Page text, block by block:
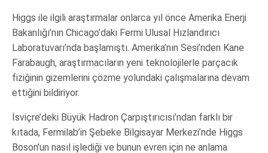
Higgs ile ilgili araştırmalar onlarca yıl önce Amerika Enerji
Bakanlığı’nın Chicago’daki Fermi Ulusal Hızlandırıcı
Laboratuvarı’nda başlamıştı. Amerika’nın Sesi’nden Kane
Farabaugh, araştırmacıların yeni teknolojilerle parçacık
fiziğinin gizemlerini çözme yolundaki çalışmalarına devam
ettiğini bildiriyor.
İsviçre’deki Büyük Hadron Çarpıştırıcısı’ndan farklı bir
kıtada, Fermilab’in Şebeke Bilgisayar Merkezi’nde Higgs
Boson’un nasıl işlediği ve bunun evren için ne anlama